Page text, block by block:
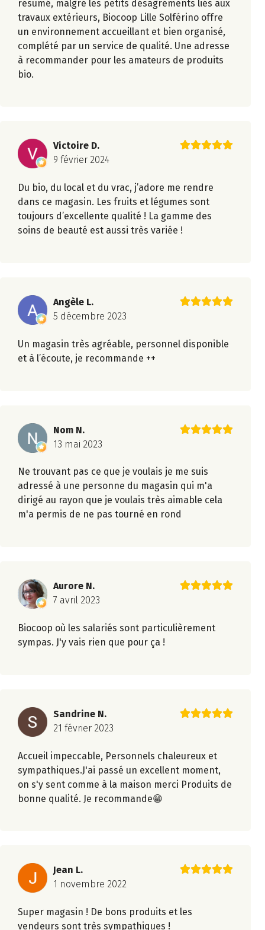
résumé, malgré les petits désagréments liés aux
travaux extérieurs, Biocoop Lille Solférino offre
un environnement accueillant et bien organisé,
complété par un service de qualité. Une adresse
à recommander pour les amateurs de produits
bio.
Victoire D.
9 février 2024
Du bio, du local et du vrac, j’adore me rendre
dans ce magasin. Les fruits et légumes sont
toujours d’excellente qualité ! La gamme des
soins de beauté est aussi très variée !
Angèle L.
5 décembre 2023
Un magasin très agréable, personnel disponible
et à l’écoute, je recommande ++
Nom N.
13 mai 2023
Ne trouvant pas ce que je voulais je me suis
adressé à une personne du magasin qui m'a
dirigé au rayon que je voulais très aimable cela
m'a permis de ne pas tourné en rond
Aurore N.
7 avril 2023
Biocoop où les salariés sont particulièrement
sympas. J'y vais rien que pour ça !
Sandrine N.
21 février 2023
Accueil impeccable, Personnels chaleureux et
sympathiques.J'ai passé un excellent moment,
on s'y sent comme à la maison merci Produits de
bonne qualité. Je recommande😁
Jean L.
1 novembre 2022
Super magasin ! De bons produits et les
vendeurs sont très sympathiques !